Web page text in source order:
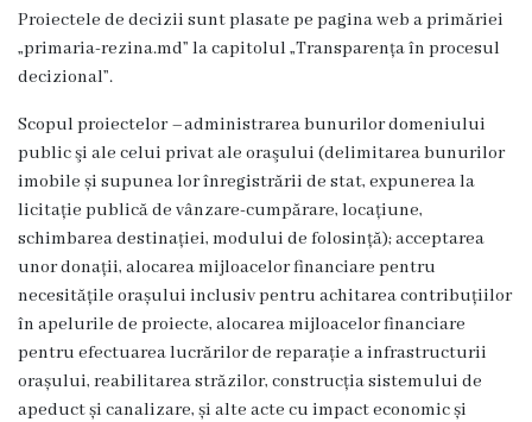
Aparatul
primăriei
Competențele
primarului
Dispozițiile
primarului
Plăți
salariale
Proiectele de decizii sunt plasate pe pagina web a primăriei
„primaria-rezina.md” la capitolul „Transparența în procesul
decizional”.
Scopul proiectelor –administrarea bunurilor domeniului
public şi ale celui privat ale oraşului (delimitarea bunurilor
imobile și supunea lor înregistrării de stat, expunerea la
licitație publică de vânzare-cumpărare, locațiune,
schimbarea destinației, modului de folosință); acceptarea
unor donații, alocarea mijloacelor financiare pentru
necesitățile orașului inclusiv pentru achitarea contribuțiilor
în apelurile de proiecte, alocarea mijloacelor financiare
pentru efectuarea lucrărilor de reparație a infrastructurii
orașului, reabilitarea străzilor, construcția sistemului de
apeduct și canalizare, și alte acte cu impact economic și